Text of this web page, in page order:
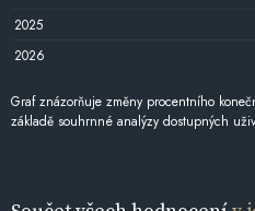
2025
2026
Graf znázorňuje změny procentního
základě souhrnné analýzy dostupných